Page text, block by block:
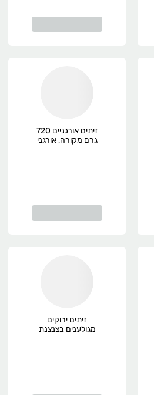
זיתים אורגניים 720
גרם מקורה, אורגני
זיתים ירוקים
מגולענים בצנצנת